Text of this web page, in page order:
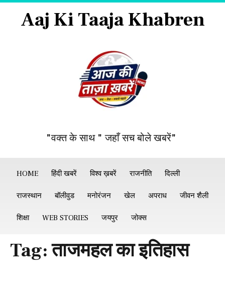
Aaj Ki Taaja Khabren
"वक्त के साथ " जहाँ सच बोले खबरें"
HOME हिंदी खबरें विश्व ख़बरें राजनीति दिल्ली
राजस्थान बॉलीवुड मनोरंजन खेल अपराध जीवन शैली
शिक्षा WEB STORIES जयपुर जोक्स
Tag:ताजमहल का इतिहास